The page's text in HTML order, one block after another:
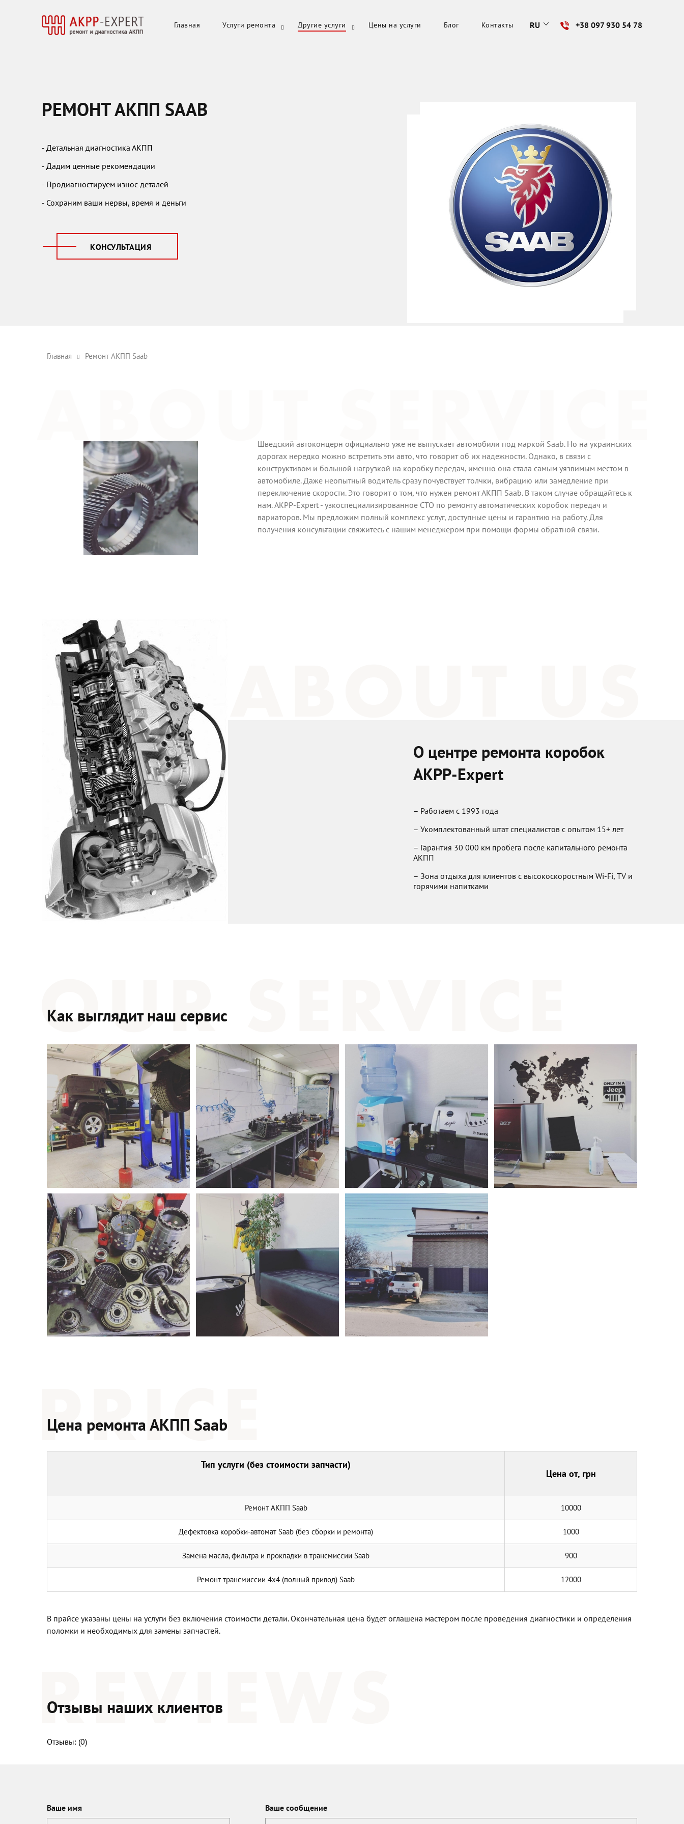
Главная Услуги ремонта Другие услуги Цены на услуги Блог Контакты RU +38 097 930 54 78
РЕМОНТ АКПП SAAB
- Детальная диагностика АКПП
- Дадим ценные рекомендации
- Продиагностируем износ деталей
- Сохраним ваши нервы, время и деньги
КОНСУЛЬТАЦИЯ
Главная Ремонт АКПП Saab
Шведский автоконцерн официально уже не выпускает автомобили под маркой Saab. Но на украинских
дорогах нередко можно встретить эти авто, что говорит об их надежности. Однако, в связи с
конструктивом и большой нагрузкой на коробку передач, именно она стала самым уязвимым местом в
автомобиле. Даже неопытный водитель сразу почувствует толчки, вибрацию или замедление при
переключение скорости. Это говорит о том, что нужен ремонт АКПП Saab. В таком случае обращайтесь к
нам. AKPP-Expert - узкоспециализированное СТО по ремонту автоматических коробок передач и
вариаторов. Мы предложим полный комплекс услуг, доступные цены и гарантию на работу. Для
получения консультации свяжитесь с нашим менеджером при помощи формы обратной связи.
О центре ремонта коробок
AKPP-Expert
– Работаем с 1993 года
– Укомплектованный штат специалистов с опытом 15+ лет
– Гарантия 30 000 км пробега после капитального ремонта
АКПП
– Зона отдыха для клиентов с высокоскоростным Wi-Fi, TV и
горячими напитками
Как выглядит наш сервис
Цена ремонта АКПП Saab
Тип услуги (без стоимости запчасти)
Цена от, грн
Ремонт АКПП Saab 10000
Дефектовка коробки-автомат Saab (без сборки и ремонта) 1000
Замена масла, фильтра и прокладки в трансмиссии Saab 900
Ремонт трансмиссии 4х4 (полный привод) Saab 12000
В прайсе указаны цены на услуги без включения стоимости детали. Окончательная цена будет оглашена мастером после проведения диагностики и определения
поломки и необходимых для замены запчастей.
Отзывы наших клиентов
Отзывы: (0)
Ваше имя Ваше сообщение